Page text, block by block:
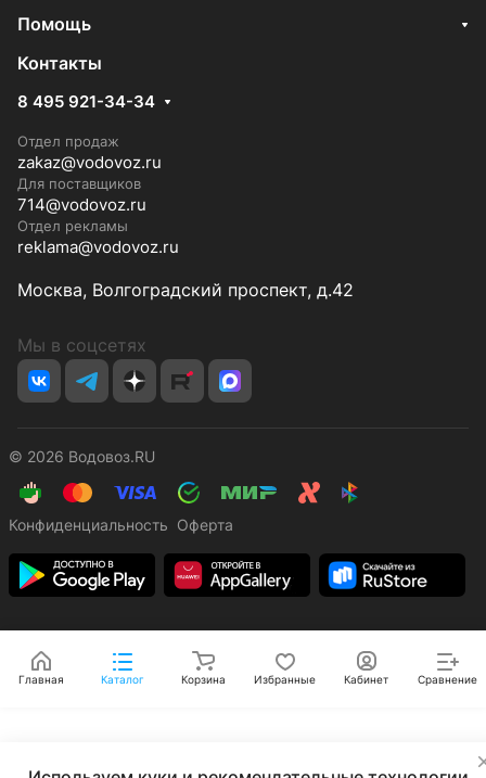
Помощь
Контакты
8 495 921-34-34
Отдел продаж
zakaz@vodovoz.ru
Для поставщиков
714@vodovoz.ru
Отдел рекламы
reklama@vodovoz.ru
Москва, Волгоградский проспект, д.42
Мы в соцсетях
© 2026 Водовоз.RU
Конфиденциальность Оферта
Главная Каталог Корзина Избранные Кабинет Сравнение